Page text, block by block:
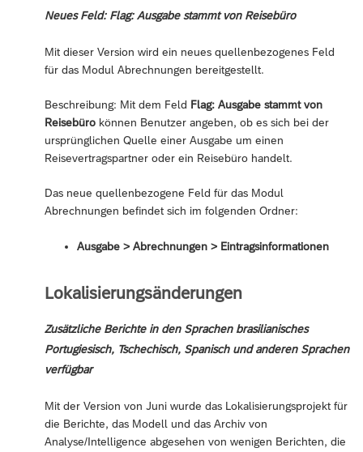
Neues Feld: Flag: Ausgabe stammt von Reisebüro
Mit dieser Version wird ein neues quellenbezogenes Feld
für das Modul Abrechnungen bereitgestellt.
Beschreibung: Mit dem Feld Flag: Ausgabe stammt von
Reisebüro können Benutzer angeben, ob es sich bei der
ursprünglichen Quelle einer Ausgabe um einen
Reisevertragspartner oder ein Reisebüro handelt.
Das neue quellenbezogene Feld für das Modul
Abrechnungen befindet sich im folgenden Ordner:
Ausgabe > Abrechnungen > Eintragsinformationen
Lokalisierungsänderungen
Zusätzliche Berichte in den Sprachen brasilianisches
Portugiesisch, Tschechisch, Spanisch und anderen Sprachen
verfügbar
Mit der Version von Juni wurde das Lokalisierungsprojekt für
die Berichte, das Modell und das Archiv von
Analyse/Intelligence abgesehen von wenigen Berichten, die